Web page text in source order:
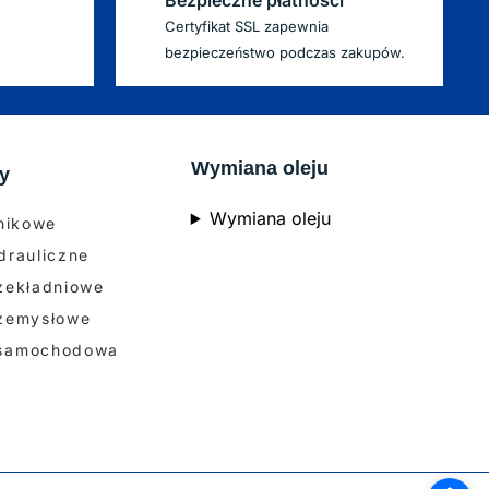
Certyfikat SSL zapewnia
bezpieczeństwo podczas zakupów.
Wymiana oleju
Wymiana oleju